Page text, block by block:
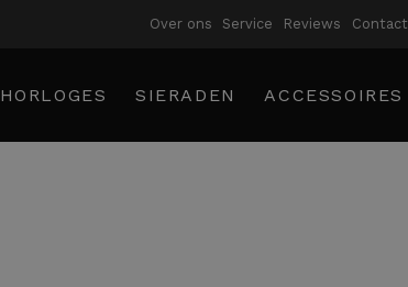
Over ons Service Reviews Contact
HORLOGES SIERADEN ACCESSOIRES